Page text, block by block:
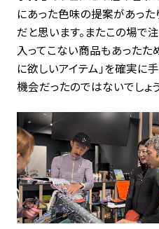
にあった色味の提案があっ
だと思います。またこの場で
入ってこない商品もあったた
に欲しいアイテム」を確実に
機会だったのではないでしょ